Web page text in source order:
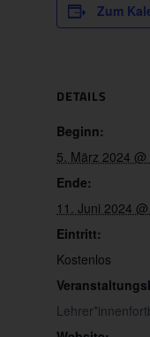
Zum
DETAILS
Beginn:
5. März 2024 @
Ende:
11. Juni 2024
Eintritt:
Kostenlos